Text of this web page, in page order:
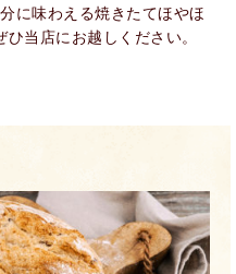
に味わえる焼きたてほやほ
当店にお越しください。